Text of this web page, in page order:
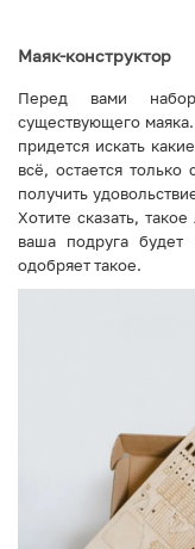
Маяк-конструктор
Перед вами
существующего
придется искать
всё, остается
получить
Хотите сказать,
ваша подруга
одобряет такое.